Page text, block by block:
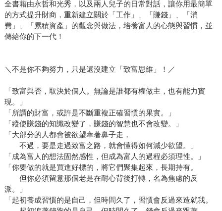
全書藉由永哲和光秀，以及兩人兒子的日常對話，讓你用最簡單
的方式提升財商，重新建立關於「工作」、「賺錢」、「消
費」、「累積資產」的觀念與做法，培養富人的心態與習慣，並
傳給你的下一代！
＼不是你不夠努力，只是還沒建立「致富思維」！／
「致富與否，取決於個人。無論是誰都有權做主，也有能力實
現。」
「所謂的財富，或許是不斷重複正確習慣的果實。」
「縱使賺錢的知識改變了，賺錢的智慧也不會改變。」
「大部分的人都會被欲望牽著鼻子走，
不過，要是走過致富之路，就會懂得如何減少欲望。」
「成為富人的想法固然感性，但成為富人的過程必須理性。」
「你要做的就是買進好標的，將它們聚集起來，長期持有。
但你必須留意那個老是在耐心背後打轉，名為焦慮的反
派。」
「起初養成習慣的是自己，但時間久了，習慣會反過來造就我。